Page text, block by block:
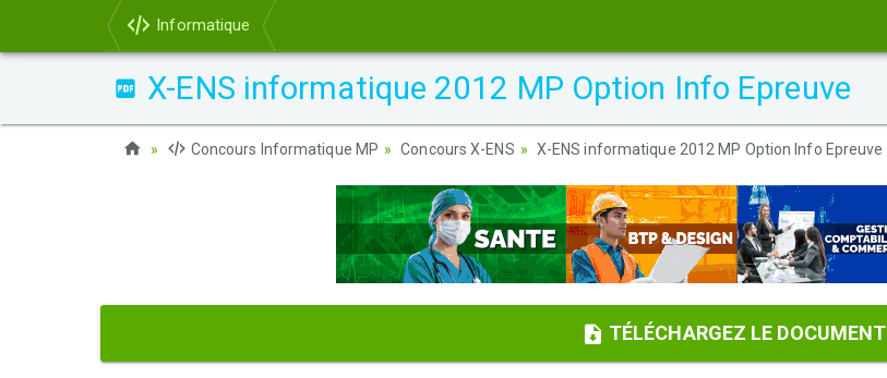
Informatique
X-ENS informatique 2012 MP Option Info Epreuve
Concours Informatique MP Concours X-ENS X-ENS informatique 2012 MP Option Info Epreuve
TÉLÉCHARGEZ LE DOCUMENT